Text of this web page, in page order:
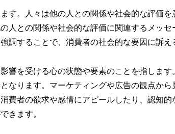
す。人々は他の人との関係や社会的な評価
人との関係や社会的な評価に関連するメッセ
調することで、消費者の社会的な要因に訴え
響を受ける心の状態や要素のことを指しま
なります。マーケティングや広告の観点か
費者の欲求や感情にアピールしたり、認知
きます。